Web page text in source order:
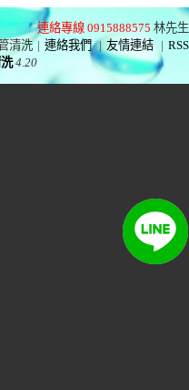
連絡專線 0915888575 林先生
清洗 | 連絡我們 | 友情連結 | RSS
4.20